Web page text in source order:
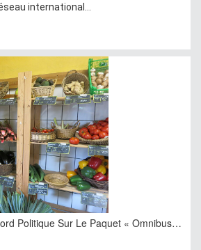
international...
Politique Sur Le Paquet « Omnibus…